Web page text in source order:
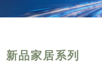
新品家居系列